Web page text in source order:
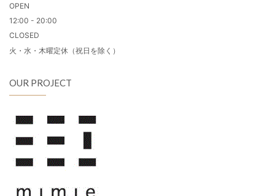
OPEN
12:00 - 20:00
CLOSED
火・水・木曜定休（祝日を除く）
OUR PROJECT